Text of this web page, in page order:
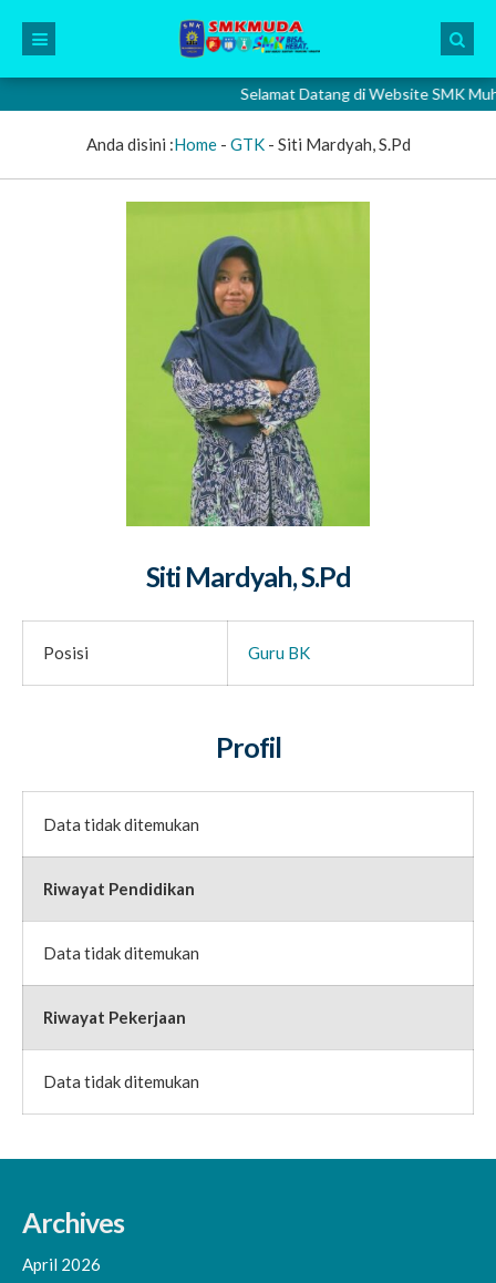
Selamat Datang di Website SMK
Anda disini :Home- GTK- Siti Mardyah, S.Pd
Siti Mardyah, S.Pd
Posisi Guru BK
Profil
Data tidak ditemukan
Riwayat Pendidikan
Data tidak ditemukan
Riwayat Pekerjaan
Data tidak ditemukan
Archives
April 2026